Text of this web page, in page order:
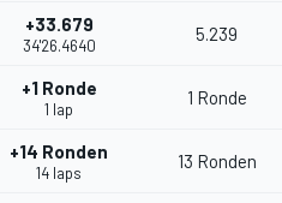
+33.679
34'26.4640
5.239
+1 Ronde
1 lap
1 Ronde
+14 Ronden
14 laps
13 Ronden